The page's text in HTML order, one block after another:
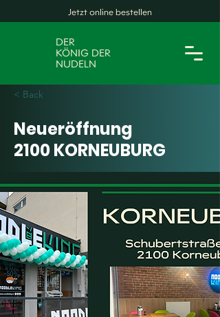
Jetzt online bestellen
DER
KÖNIG DER
NUDELN
< Back
Neueröffnung
2100 KORNEUBURG